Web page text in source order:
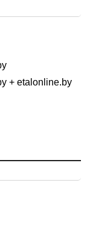
+ etalonline.by